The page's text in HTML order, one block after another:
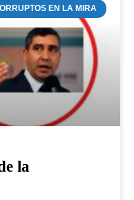
EN LA MIRA
la